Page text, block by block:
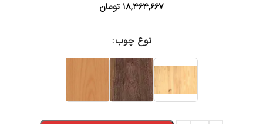
۱۸,۴۶۴,۶۶۷ تومان
نوع چوب